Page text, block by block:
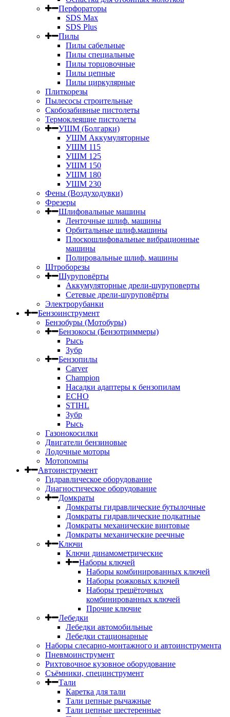
Перфораторы
SDS Max
SDS Plus
Пилы
Пилы сабельные
Пилы специальные
Пилы торцовочные
Пилы цепные
Пилы циркулярные
Плиткорезы
Пылесосы строительные
Скобозабивные пистолеты
Термоклеящие пистолеты
УШМ (Болгарки)
УШМ Аккумуляторные
УШМ 115
УШМ 125
УШМ 150
УШМ 180
УШМ 230
Фены (Воздуходувки)
Фрезеры
Шлифовальные машины
Ленточные шлиф. машины
Орбитальные шлиф.машины
Плоскошлифовальные вибрационные
машины
Полировальные шлиф. машины
Штроборезы
Шуруповёрты
Аккумуляторные дрели-шуруповерты
Сетевые дрели-шуруповёрты
Электрорубанки
Бензоинструмент
Бензобуры (Мотобуры)
Бензокосы (Бензотриммеры)
Рысь
Зубр
Бензопилы
Carver
Champion
Насадки адаптеры к бензопилам
ECHO
STIHL
Зубр
Рысь
Газонокосилки
Двигатели бензиновые
Лодочные моторы
Мотопомпы
Автоинструмент
Гидравлическое оборудование
Диагностическое оборудование
Домкраты
Домкраты гидравлические бутылочные
Домкраты гидравлические подкатные
Домкраты механические винтовые
Домкраты механические реечные
Ключи
Ключи динамометрические
Наборы ключей
Наборы комбинированных ключей
Наборы рожковых ключей
Наборы трещёточных
комбинированных ключей
Прочие ключие
Лебедки
Лебедки автомобильные
Лебедки стационарные
Наборы слесарно-монтажного и автоинструмента
Пневмоинструмент
Рихтовочное кузовное оборудование
Съёмники, специнструмент
Тали
Каретка для тали
Тали цепные рычажные
Тали цепные шестеренные